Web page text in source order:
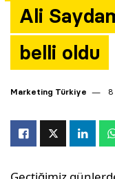
Ali
belli oldu
Marketing Türkiye
Yazarlar
Araştırma